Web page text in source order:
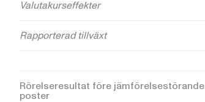
Valutakurseffekter
Rapporterad tillväxt
Rörelseresultat före jämförelsestörande
poster